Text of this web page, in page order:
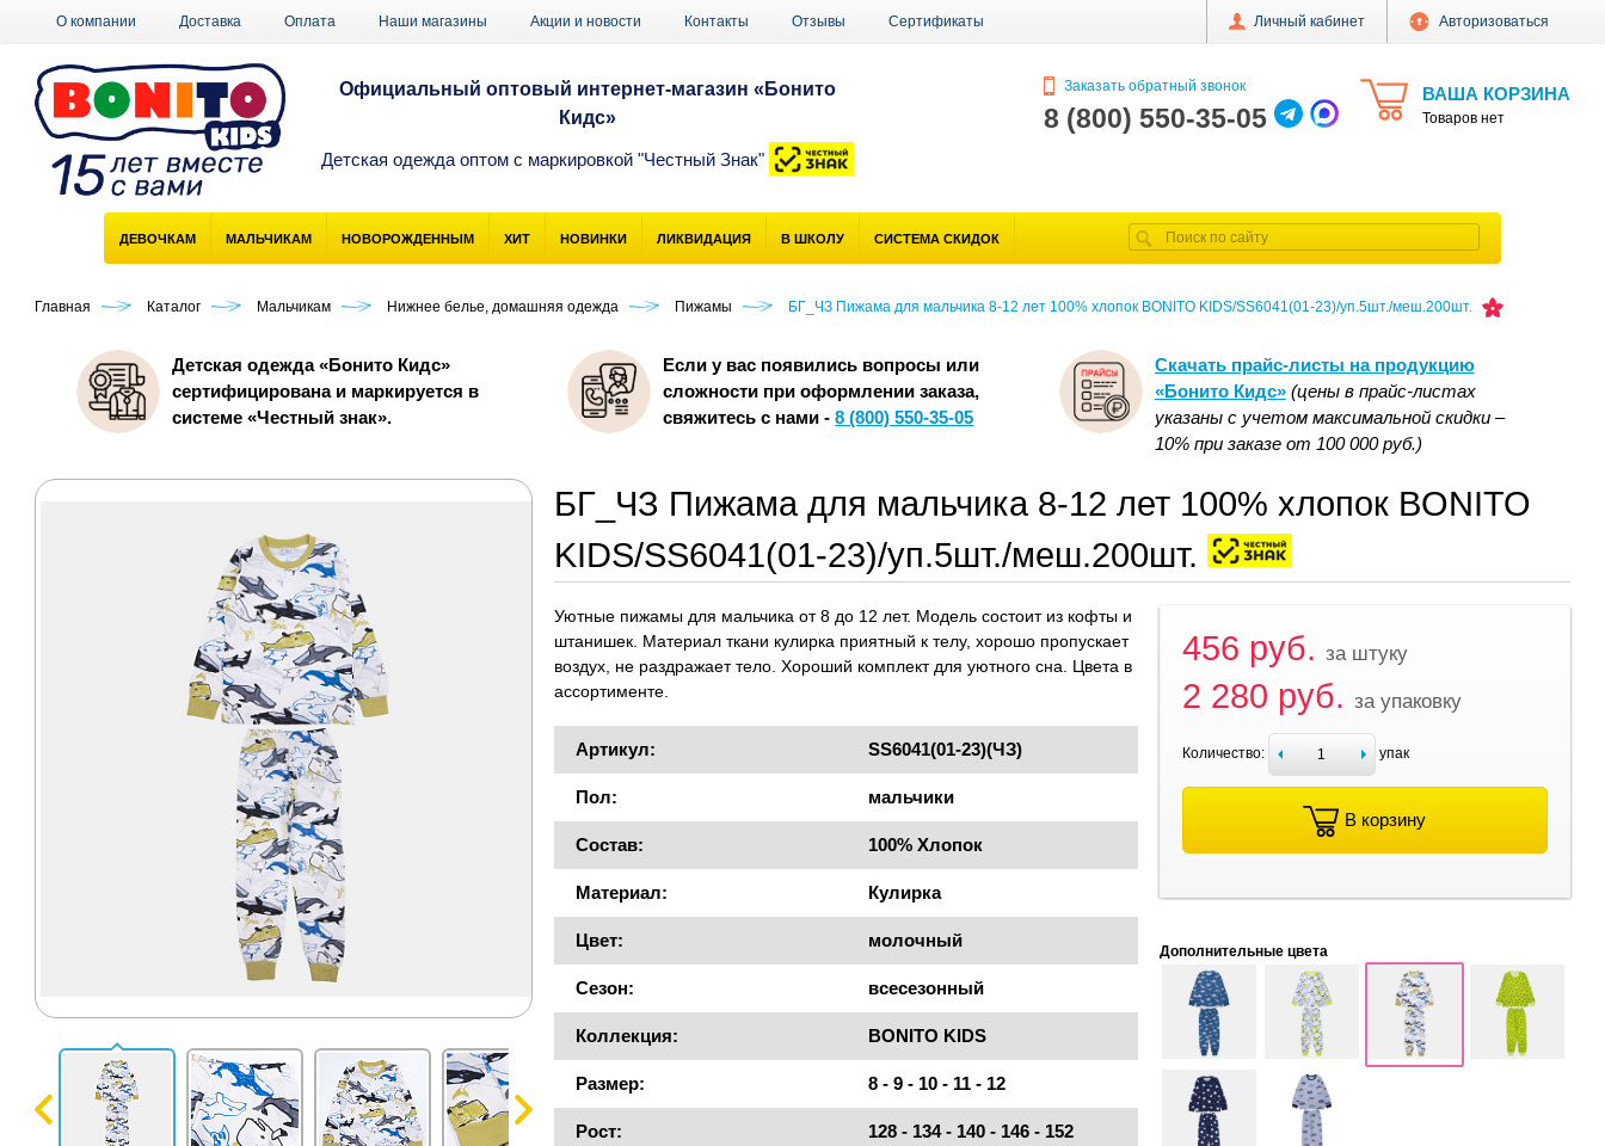
Личный кабинет Авторизоваться
О компании Доставка Оплата Наши магазины Акции и новости Контакты Отзывы Сертификаты
ВАША КОРЗИНА
Товаров нет
Заказать обратный звонок
8 (800) 550-35-05
Официальный оптовый интернет-магазин «Бонито
Кидс»
Детская одежда оптом с маркировкой "Честный Знак"
ДЕВОЧКАМ МАЛЬЧИКАМ НОВОРОЖДЕННЫМ ХИТ НОВИНКИ ЛИКВИДАЦИЯ В ШКОЛУ СИСТЕМА СКИДОК
Главная Каталог Мальчикам Нижнее белье, домашняя одежда Пижамы БГ_ЧЗ Пижама для мальчика 8-12 лет 100% хлопок BONITO KIDS/SS6041(01-23)/уп.5шт./меш.200шт.
Детская одежда «Бонито Кидс»
сертифицирована и маркируется в
системе «Честный знак».
Если у вас появились вопросы или
сложности при оформлении заказа,
свяжитесь с нами -8 (800) 550-35-05
Скачать прайс-листы на продукцию
«Бонито Кидс» (цены в прайс-листах
указаны с учетом максимальной скидки –
10% при заказе от 100 000 руб.)
БГ_ЧЗ Пижама для мальчика 8-12 лет 100% хлопок BONITO
KIDS/SS6041(01-23)/уп.5шт./меш.200шт.
Уютные пижамы для мальчика от 8 до 12 лет. Модель состоит из кофты и
штанишек. Материал ткани кулирка приятный к телу, хорошо пропускает
воздух, не раздражает тело. Хороший комплект для уютного сна. Цвета в
ассортименте.
Артикул: SS6041(01-23)(ЧЗ)
Пол: мальчики
Состав: 100% Хлопок
Материал: Кулирка
Цвет: молочный
Сезон: всесезонный
Коллекция: BONITO KIDS
Размер: 8 - 9 - 10 - 11 - 12
Рост: 128 - 134 - 140 - 146 - 152
456 руб. за штуку
2 280 руб. за упаковку
Количество: упак
В корзину
Дополнительные цвета